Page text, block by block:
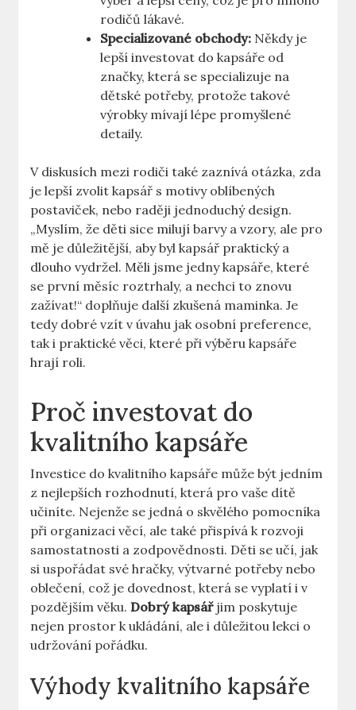
rodičů lákavé.
Specializované obchody: Někdy je
lepší investovat do kapsáře od
značky, která se specializuje na
dětské potřeby, protože takové
výrobky mívají lépe promyšlené
detaily.
V diskusích mezi rodiči také zaznívá otázka, zda
je lepší zvolit kapsář s motivy oblíbených
postaviček, nebo raději jednoduchý design.
„Myslím, že děti sice milují barvy a vzory, ale pro
mě je důležitější, aby byl kapsář praktický a
dlouho vydržel. Měli jsme jedny kapsáře, které
se první měsíc roztrhaly, a nechci to znovu
zažívat!“ doplňuje další zkušená maminka. Je
tedy dobré vzít v úvahu jak osobní preference,
tak i praktické věci, které při výběru kapsáře
hrají roli.
Proč investovat do
kvalitního kapsáře
Investice do kvalitního kapsáře může být jedním
z nejlepších rozhodnutí, která pro vaše dítě
učiníte. Nejenže se jedná o skvělého pomocníka
při organizaci věcí, ale také přispívá k rozvoji
samostatnosti a zodpovědnosti. Děti se učí, jak
si uspořádat své hračky, výtvarné potřeby nebo
oblečení, což je dovednost, která se vyplatí i v
pozdějším věku.Dobrý kapsářjim poskytuje
nejen prostor k ukládání, ale i důležitou lekci o
udržování pořádku.
Výhody kvalitního kapsáře